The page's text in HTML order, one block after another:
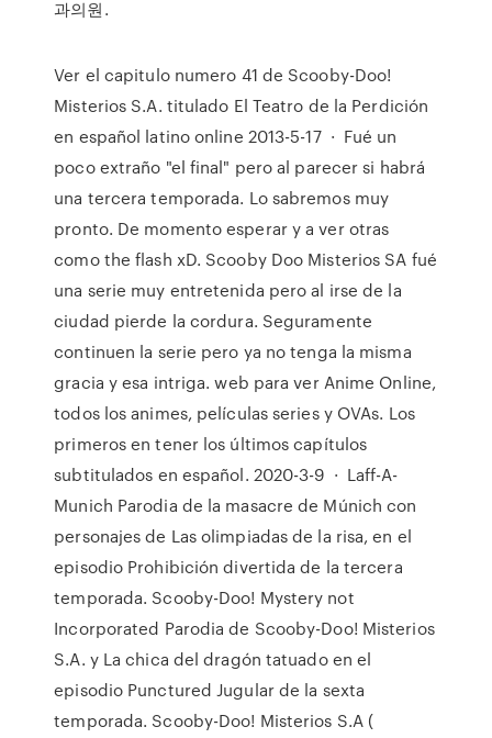
과의원.
Ver el capitulo numero 41 de Scooby-Doo!
Misterios S.A. titulado El Teatro de la Perdición
en español latino online 2013-5-17 · Fué un
poco extraño "el final" pero al parecer si habrá
una tercera temporada. Lo sabremos muy
pronto. De momento esperar y a ver otras
como the flash xD. Scooby Doo Misterios SA fué
una serie muy entretenida pero al irse de la
ciudad pierde la cordura. Seguramente
continuen la serie pero ya no tenga la misma
gracia y esa intriga. web para ver Anime Online,
todos los animes, películas series y OVAs. Los
primeros en tener los últimos capítulos
subtitulados en español. 2020-3-9 · Laff-A-
Munich Parodia de la masacre de Múnich con
personajes de Las olimpiadas de la risa, en el
episodio Prohibición divertida de la tercera
temporada. Scooby-Doo! Mystery not
Incorporated Parodia de Scooby-Doo! Misterios
S.A. y La chica del dragón tatuado en el
episodio Punctured Jugular de la sexta
temporada. Scooby-Doo! Misterios S.A (